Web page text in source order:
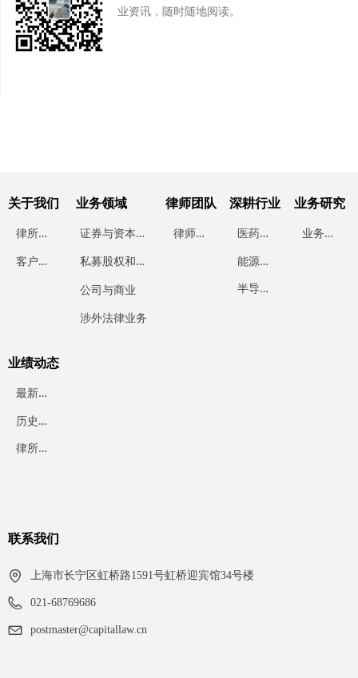
业资讯，随时随地阅读。
联系我们
上海市长宁区虹桥路1591号虹桥迎宾馆34号楼
021-68769686
postmaster@capitallaw.cn
深耕行业
医
药行业
能
源行业
半
导体行业
证
券与资本市场
私
募股权和投资基金
公司与商业
涉外法律业务
业务领域
律
师团队
律师团队
关于我们
律
所简介
客
户案例
业务研究
业
务研究
业绩动态
最
新业绩
历
史业绩
律
所动态